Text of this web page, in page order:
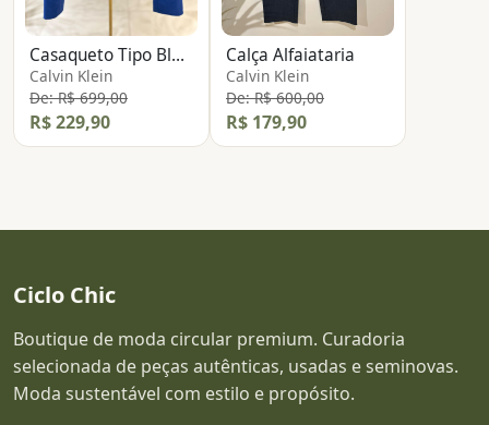
Casaqueto Tipo Blazer
Calvin Klein
De: R$ 699,00
R$ 229,90
Calça Alfaiataria
Calvin Klein
De: R$ 600,00
R$ 179,90
Ciclo Chic
Boutique de moda circular premium. Curadoria
selecionada de peças autênticas, usadas e seminovas.
Moda sustentável com estilo e propósito.